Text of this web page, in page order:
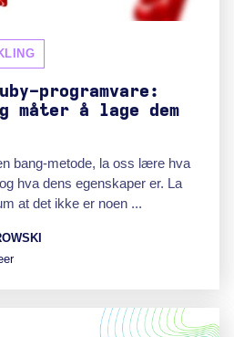
programvare:
måter å lage dem
bang-metode, la oss lære hva
hva dens egenskaper er. La
at det ikke er noen ...